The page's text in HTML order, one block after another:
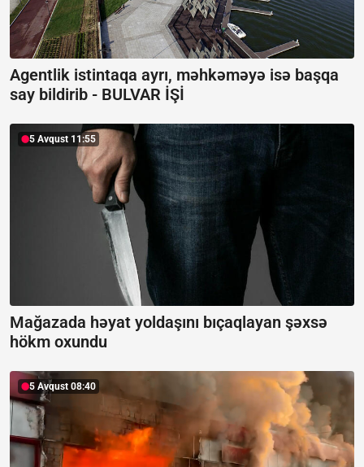
Agentlik istintaqa ayrı, məhkəməyə isə başqa
say bildirib - BULVAR İŞİ
5 Avqust 11:55
Mağazada həyat yoldaşını bıçaqlayan şəxsə
hökm oxundu
5 Avqust 08:40